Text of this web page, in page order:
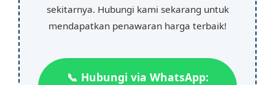
sekitarnya. Hubungi kami sekarang untuk
mendapatkan penawaran harga terbaik!
📞 Hubungi via WhatsApp: